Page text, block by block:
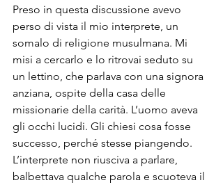
Preso in questa discussione avevo
perso di vista il mio interprete, un
somalo di religione musulmana. Mi
misi a cercarlo e lo ritrovai seduto su
un lettino, che parlava con una signora
anziana, ospite della casa delle
missionarie della carità. L’uomo aveva
gli occhi lucidi. Gli chiesi cosa fosse
successo, perché stesse piangendo.
L’interprete non riusciva a parlare,
balbettava qualche parola e scuoteva il